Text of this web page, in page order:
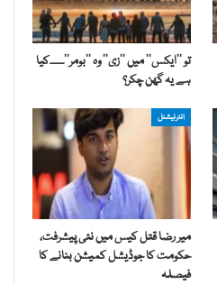
تو ’’ایکس‘‘ میں ’’زی‘‘ وہ ’’بومر‘‘۔۔۔۔کیا
ہے یہ گھن چکر؟
انٹرنیشنل
میر رضا قتل کیس میں نئی پیشرفت،
حکومت کا جوڈیشل کمیشن بنانے کا
فیصلہ